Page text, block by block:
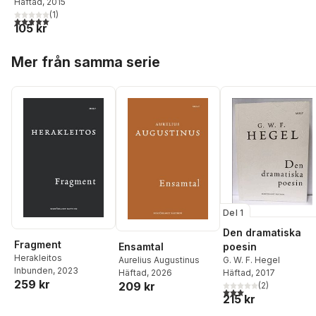
5,0utav 5 stjärnor. Totalt antal röster:
(1)
105 kr
Mer från samma serie
Fragment
Herakleitos
Inbunden, 2023
259 kr
Ensamtal
Aurelius Augustinus
Häftad, 2026
209 kr
Del 1
Den dramatiska
poesin
G. W. F. Hegel
Häftad, 2017
3,0utav 5 stjärnor.
(2)
215 kr